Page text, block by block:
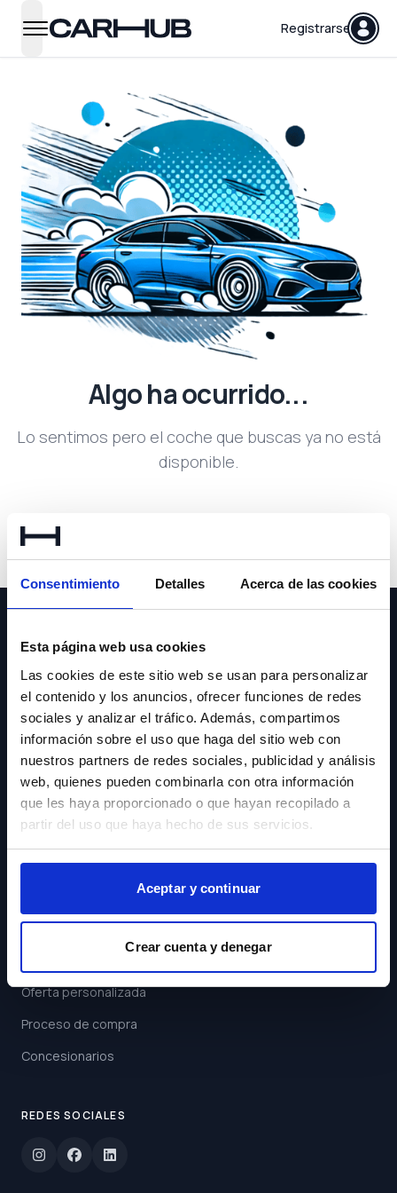
Consentimiento Detalles Acerca de las cookies
Esta página web usa cookies
Las cookies de este sitio web se usan para personalizar
el contenido y los anuncios, ofrecer funciones de redes
sociales y analizar el tráfico. Además, compartimos
información sobre el uso que haga del sitio web con
nuestros partners de redes sociales, publicidad y análisis
web, quienes pueden combinarla con otra información
que les haya proporcionado o que hayan recopilado a
partir del uso que haya hecho de sus servicios.
Aceptar y continuar
Crear cuenta y denegar
open navigation menu
Carhub Registrarse
Algo ha ocurrido...
Lo sentimos pero el coche que buscas ya no está
disponible.
NEWSLETTER
Suscríbete y recibe las últimas novedades y ofertas.
Acepto los
Términos y
Condiciones
Suscribirse
ENLACES
Oferta personalizada
Proceso de compra
Concesionarios
REDES SOCIALES